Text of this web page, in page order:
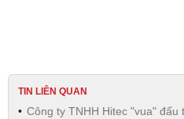
TIN LIÊN QUAN
Công ty TNHH Hitec "vua"